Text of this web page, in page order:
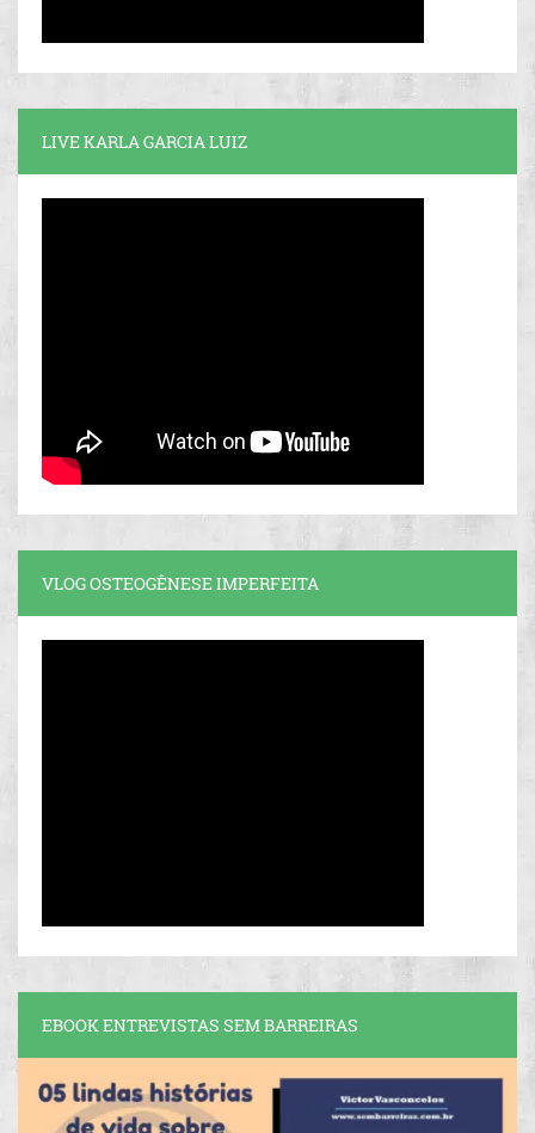
LIVE KARLA GARCIA LUIZ
VLOG OSTEOGÊNESE IMPERFEITA
EBOOK ENTREVISTAS SEM BARREIRAS